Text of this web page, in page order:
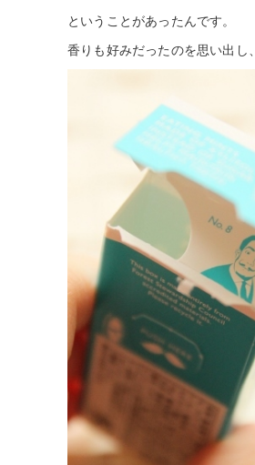
ということがあったんです。
香りも好みだったのを思い出し